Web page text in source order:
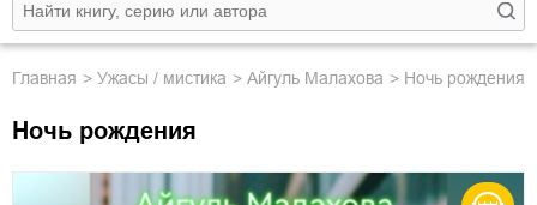
Главная ужасы / мистика Айгуль Малахова Ночь рождения
Ночь рождения